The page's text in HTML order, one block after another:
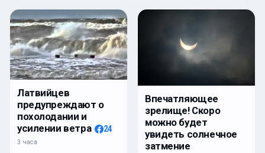
Латвийцев
предупреждают о
похолодании и
усилении ветра
24
3 часа
Впечатляющее
зрелище! Скоро
можно будет
увидеть солнечное
затмение